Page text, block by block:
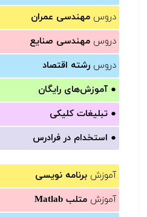
دروس مهندسی عمران
دروس مهندسی صنایع
دروس رشته اقتصاد
● آموزش‌های رایگان
● تبلیغات کلیکی
● استخدام در فرادرس
آموزش برنامه نویسی
آموزش متلب Matlab